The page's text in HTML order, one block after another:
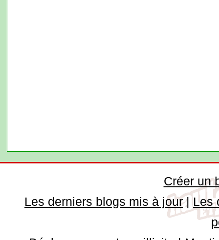
Créer un
Les derniers blogs mis à jour|Les